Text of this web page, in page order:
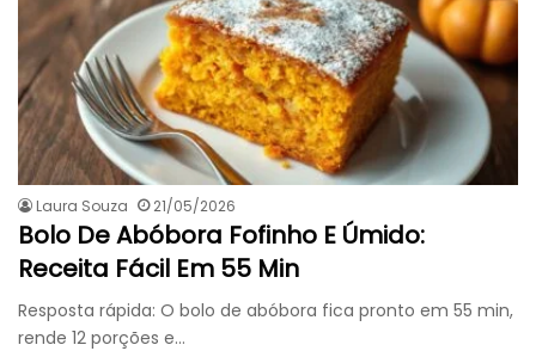
Laura Souza 21/05/2026
Bolo De Abóbora Fofinho E Úmido:
Receita Fácil Em 55 Min
Resposta rápida: O bolo de abóbora fica pronto em 55 min,
rende 12 porções e…